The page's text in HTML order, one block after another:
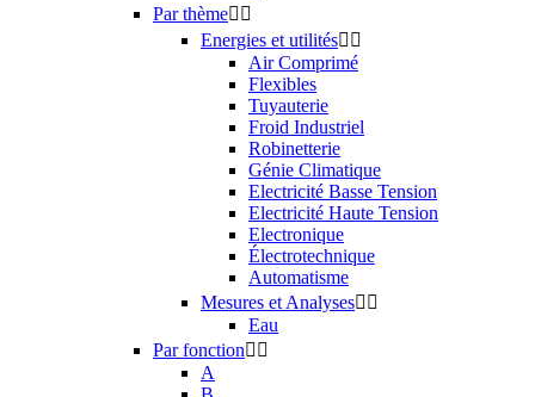
Par thème 
Energies et utilités 
Air Comprimé
Flexibles
Tuyauterie
Froid Industriel
Robinetterie
Génie Climatique
Electricité Basse Tension
Electricité Haute Tension
Electronique
Électrotechnique
Automatisme
Mesures et Analyses 
Eau
Par fonction 
A